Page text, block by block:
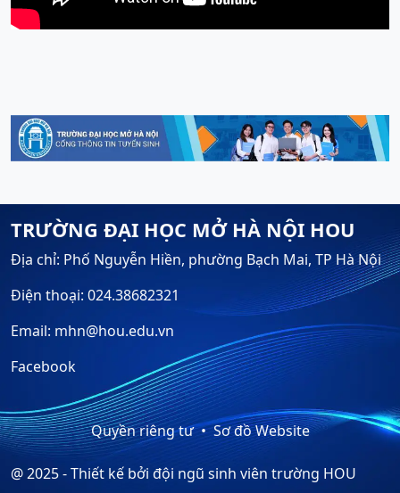
TRƯỜNG ĐẠI HỌC MỞ HÀ NỘI HOU
Địa chỉ: Phố Nguyễn Hiền, phường Bạch Mai, TP Hà Nội
Điện thoại: 024.38682321
Email: mhn@hou.edu.vn
Facebook
Quyền riêng tư Sơ đồ Website
@ 2025 - Thiết kế bởi đội ngũ sinh viên trường HOU